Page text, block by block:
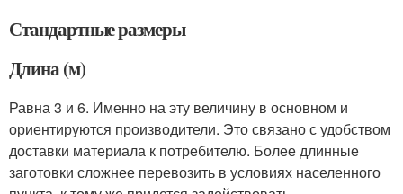
Стандартные размеры
Длина (м)
Равна 3 и 6. Именно на эту величину в основном и
ориентируются производители. Это связано с удобством
доставки материала к потребителю. Более длинные
заготовки сложнее перевозить в условиях населенного